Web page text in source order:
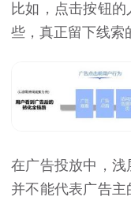
比如，点击按钮
些，真正留下线索
在广告投放中，
并不能代表广告主